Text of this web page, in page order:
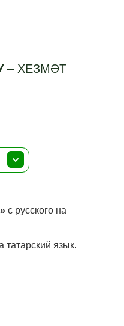
– ХЕЗМӘТ
с русского на
татарский язык.